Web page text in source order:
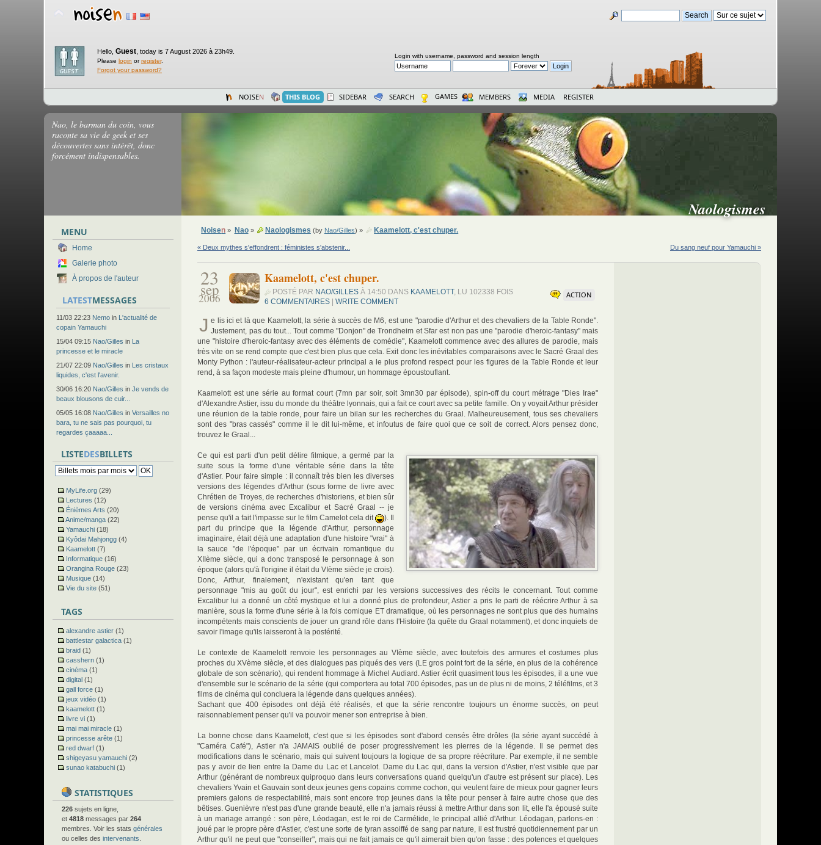
Hello, Guest today is 7 August 2026 à 23h49.
Please login orregister.
Forgot your password?
Login with username, password and session length
NOISEN THIS BLOG SIDEBAR SEARCH GAMES MEMBERS MEDIA REGISTER
Nao, le barman du coin, vous
raconte sa vie de geek et ses
découvertes sans intérêt, donc
forcément indispensables.
MENU
Home
Galerie photo
À propos de l'auteur
LATESTMESSAGES
11/03 22:23 Nemo in L'actualité de
copain Yamauchi
15/04 09:15 Nao/Gilles in La
princesse et le miracle
21/07 22:09 Nao/Gilles in Les cristaux
liquides, c'est l'avenir.
30/06 16:20 Nao/Gilles in Je vends de
beaux blousons de cuir...
05/05 16:08 Nao/Gilles in Versailles no
bara, tu ne sais pas pourquoi, tu
regardes çaaaaa...
LISTEDESBILLETS
MyLife.org (29)
Lectures (12)
Énièmes Arts (20)
Anime/manga (22)
Yamauchi (18)
Kyôdai Mahjongg (4)
Kaamelott (7)
Informatique (16)
Orangina Rouge (23)
Musique (14)
Vie du site (51)
TAGS
alexandre astier (1)
battlestar galactica (1)
braid (1)
casshern (1)
cinéma (1)
digital (1)
gall force (1)
jeux vidéo (1)
kaamelott (1)
livre vi (1)
mai mai miracle (1)
princesse arête (1)
red dwarf (1)
shigeyasu yamauchi (2)
sunao katabuchi (1)
STATISTIQUES
226 sujets en ligne,
et 4818 messages par 264
membres. Voir les stats générales
ou celles des intervenants
Naologismes
Noisen » Nao» Naologismes (by Nao/Gilles) » Kaamelott, c'est chuper.
« Deux mythes s'effondrent : féministes s'abstenir... Du sang neuf pour Yamauchi »
23
sep
2006
Kaamelott, c'est chuper.
ACTION
POSTÉ PAR NAO/GILLES À 14:50 DANS KAAMELOTT, LU 102338 FOIS
6 COMMENTAIRES | WRITE COMMENT
J e lis ici et là que Kaamelott, la série à succès de M6, est une "parodie d'Arthur et des chevaliers de la Table Ronde".
Justement, pas du tout... Tout comme "Donjon" de Trondheim et Sfar est non pas une "parodie d'heroic-fantasy" mais
une "histoire d'heroic-fantasy avec des éléments de comédie", Kaamelott commence avec des allures de parodie, mais
très vite on se rend compte que c'est bien plus que cela. Exit donc les inévitables comparaisons avec le Sacré Graal des
Monty Python : l'auteur-réalisateur-acteur principal a le plus profond respect pour les figures de la Table Ronde et leur
rend, à sa façon modeste mais pleine d'humour, un hommage époustouflant.
Kaamelott est une série au format court (7mn par soir, soit 3mn30 par épisode), spin-off du court métrage "Dies Irae"
d'Alexandre Astier, issu du monde du théâtre lyonnais, qui a fait ce court avec sa petite famille. On y voyait Arthur présider
une réunion de la table ronde, pour faire un bilan sur les recherches du Graal. Malheureusement, tous ses chevaliers
sont des "bras cassés" comme il le dit lui-même, et infoutus de faire quoi que ce soit de correct. Alors pensez donc,
trouvez le Graal...
Ce qui est parti d'un petit délire filmique, a germé par la
suite sous la forme d'une véritable série dans la tête
d'Astier. Pour faire simple : il connaît très bien les diverses
versions des légendes d'Arthur (sous forme de livre avec
Chrétien de Troyes, de recherches d'historiens, et bien sûr
de versions cinéma avec Excalibur et Sacré Graal -- je
pense qu'il a fait l'impasse sur le film Camelot cela dit
). Il
part du principe que la légende d'Arthur, personnage
imaginaire, était déjà une adaptation d'une histoire "vrai" à
la sauce "de l'époque" par un écrivain romantique du
XIIème siècle, qui a donc transposé le personnage à son
époque (alors qu'à l'origine il était du VIème siècle je crois).
Donc, Arthur, finalement, n'existant qu'en tant que
personnage "mis au goût du jour", est enrichi par les versions successives des récits le concernant. Tout comme
Excalibur lui a donné un côté mystique et lui a donné plus de profondeur, Astier a pris le parti de réécrire Arthur à sa
manière, sous la forme d'une série à la fois comique ET dramatique, où les personnages ne sont plus que des humains
incompétents mais conscients de jouer un grand rôle dans l'Histoire (la quête du Graal notamment), et donc inquiets de
savoir l'image qu'ils laisseront à la postérité.
Le contexte de Kaamelott renvoie les personnages au VIème siècle, avec toutefois des armures et costumes plus
proches du XVème siècle, et des dialogues pas piqués des vers (LE gros point fort de la série, en plus de la cohérence
globale de son scénario), qui rendent hommage à Michel Audiard. Astier écrit quasiment tous les épisodes, il a une vue
d'ensemble sur le scénario de la série (qui comportera au total 700 épisodes, pas un de plus ni de moins, 2 téléfilms, et 3
films de cinéma qui concluera la légende dans quelques années).
Sachant que 400 épisodes ont déjà été réalisés, et que la série rencontre toujours un énorme succès, on peut
raisonnablement penser qu'il va pouvoir mener son entreprise à bien.
La bonne chose dans Kaamelott, c'est que si les épisodes sont d'abord censés être drôles (la série ayant succédé à
"Caméra Café"), Astier n'a JAMAIS oublié de poser progressivement les pierres de la légende. Il se permet des
modifications dans le scénario, mais qui suivent toujours la logique de sa propre réécriture. Par exemple, il ne semble
pas y avoir de lien entre la Dame du Lac et Lancelot. Dame du Lac qui, dans la version d'Astier, n'est visible que par
Arthur (générant de nombreux quiproquo dans leurs conversations quand quelqu'un d'autre est présent sur place). Les
chevaliers Yvain et Gauvain sont deux jeunes gens copains comme cochon, qui veulent faire de mieux pour gagner leurs
premiers galons de respectabilité, mais sont encore trop jeunes dans la tête pour penser à faire autre chose que des
bêtises. Guenièvre n'est pas d'une grande beauté, elle n'a jamais réussi à mettre Arthur dans son lit, elle l'a épousé suite
à un mariage arrangé : son père, Léodagan, est le roi de Carmélide, le principal allié d'Arthur. Léodagan, parlons-en :
joué par le propre père d'Astier, c'est une sorte de tyran assoiffé de sang par nature, il est frustré quotidiennement par un
Arthur qu'il ne peut que "conseiller", mais qui ne fait jamais ce qu'il aimerait bien qu'on fasse : des potences et quelques